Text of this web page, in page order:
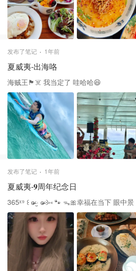
发布了笔记 1年前
夏威夷-出海咯
海贼王🏴‍☠️ 我当定了 哇哈哈😆
发布了笔记 1年前
夏威夷-𝟗周年纪念日